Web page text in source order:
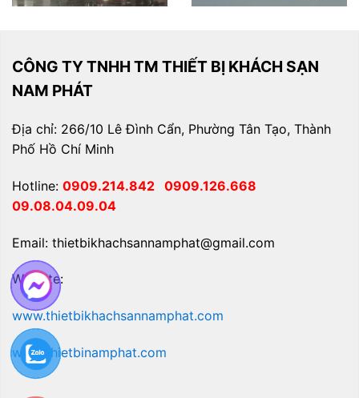
CÔNG TY TNHH TM THIẾT BỊ KHÁCH SẠN
NAM PHÁT
Địa chỉ: 266/10 Lê Đình Cẩn, Phường Tân Tạo, Thành
Phố Hồ Chí Minh
Hotline: 0909.214.842 0909.126.668
09.08.04.09.04
Email: thietbikhachsannamphat@gmail.com
Website:
www.thietbikhachsannamphat.com
www.thietbinamphat.com